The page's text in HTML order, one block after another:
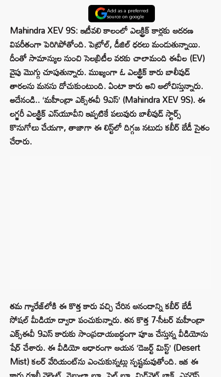
Add as a preferred
source on google
Mahindra XEV 9S: ఇటీవలి కాలంలో ఎలక్ట్రిక్ కార్లకు ఆదరణ
విపరీతంగా పెరిగిపోతోంది. పెట్రోల్, డీజిల్ ధరలు మండుతున్నాయి.
దీంతో సామాన్యుల నుంచి సెలబ్రిటీల వరకు చాలామంది ఈవీల (EV)
వైపు మొగ్గు చూపుతున్నారు. ముఖ్యంగా ఓ ఎలక్ట్రిక్ కారు బాలీవుడ్
తారలను మనసు దోచుకుంటుంది. ఏంటా కారు అని ఆలోచిస్తున్నారు.
అదేనండి.. ‘మహీంద్రా ఎక్స్ఈవీ 9ఎస్’ (Mahindra XEV 9S). ఈ
లగ్జరీ ఎలక్ట్రిక్ ఎస్‌యూవీని ఇప్పటికే పలువురు బాలీవుడ్ స్టార్స్
కొనుగోలు చేయగా, తాజాగా ఈ లిస్ట్‌లో దిగ్గజ నటుడు కబీర్ బేడీ సైతం
చేరారు.
తమ గ్యారేజ్‌లోకి ఈ కొత్త కారు వచ్చి చేరిన ఆనందాన్ని కబీర్ బేడీ
సోషల్ మీడియా ద్వారా పంచుకున్నారు. తన కొత్త 7-సీటర్ మహీంద్రా
ఎక్స్ఈవీ 9ఎస్ కారుకు సాంప్రదాయబద్ధంగా పూజ చేస్తున్న వీడియోను
షేర్ చేశారు. ఈ వీడియో ఆధారంగా ఆయన ‘డెజర్ట్ మిస్ట్’ (Desert
Mist) కలర్ వేరియంట్‌ను ఎంచుకున్నట్లు స్పష్టమవుతోంది. ఇక ఈ